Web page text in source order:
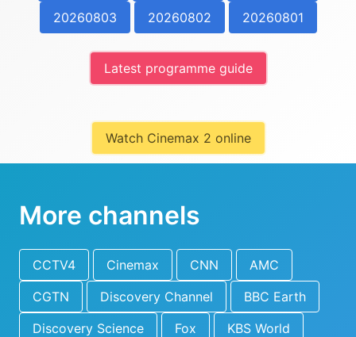
20260803
20260802 20260801
Latest programme guide
Watch Cinemax 2 online
More channels
CCTV4 Cinemax CNN
AMC
CGTN
Discovery Channel
BBC Earth
Discovery Science
Fox
KBS World